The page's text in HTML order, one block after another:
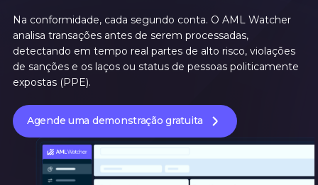
Na conformidade, cada segundo conta. O AML Watcher
analisa transações antes de serem processadas,
detectando em tempo real partes de alto risco, violações
de sanções e os laços ou status de pessoas politicamente
expostas (PPE).
Agende uma demonstração gratuita